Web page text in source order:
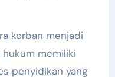
korban menjadi
memiliki
penyidikan yang